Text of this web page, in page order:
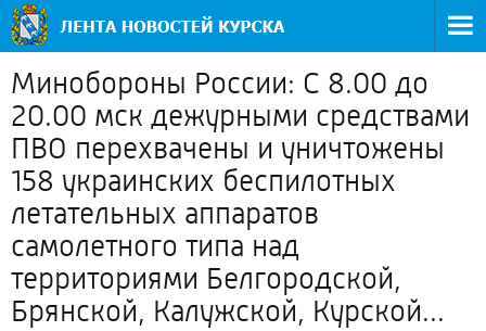
Минобороны России: С 8.00 до
20.00 мск дежурными средствами
ПВО перехвачены и уничтожены
158 украинских беспилотных
летательных аппаратов
самолетного типа над
территориями Белгородской,
Брянской, Калужской, Курской...